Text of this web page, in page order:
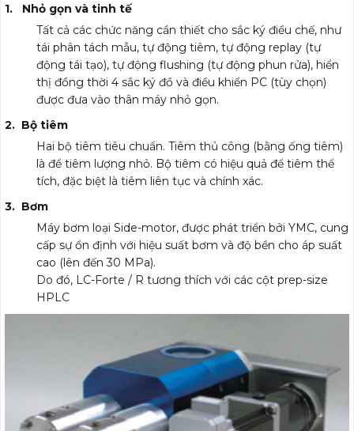
1. Nhỏ gọn và tinh tế
Tất cả các chức năng cần thiết cho sắc ký điều chế, như
tái phân tách mẫu, tự động tiêm, tự động replay (tự
động tái tạo), tự động flushing (tự động phun rửa), hiển
thị đồng thời 4 sắc ký đồ và điều khiển PC (tùy chọn)
được đưa vào thân máy nhỏ gọn.
2. Bộ tiêm
Hai bộ tiêm tiêu chuẩn. Tiêm thủ công (bằng ống tiêm)
là để tiêm lượng nhỏ. Bộ tiêm có hiệu quả để tiêm thể
tích, đặc biệt là tiêm liên tục và chính xác.
3. Bơm
Máy bơm loại Side-motor, được phát triển bởi YMC, cung
cấp sự ổn định với hiệu suất bơm và độ bền cho áp suất
cao (lên đến 30 MPa).
Do đó, LC-Forte / R tương thích với các cột prep-size
HPLC